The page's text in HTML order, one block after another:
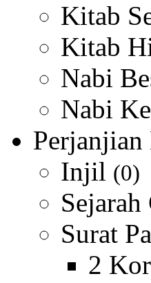
Kitab
Kitab
Nabi
Nabi
Perjanjian
Injil (0)
Sejarah
Surat
2